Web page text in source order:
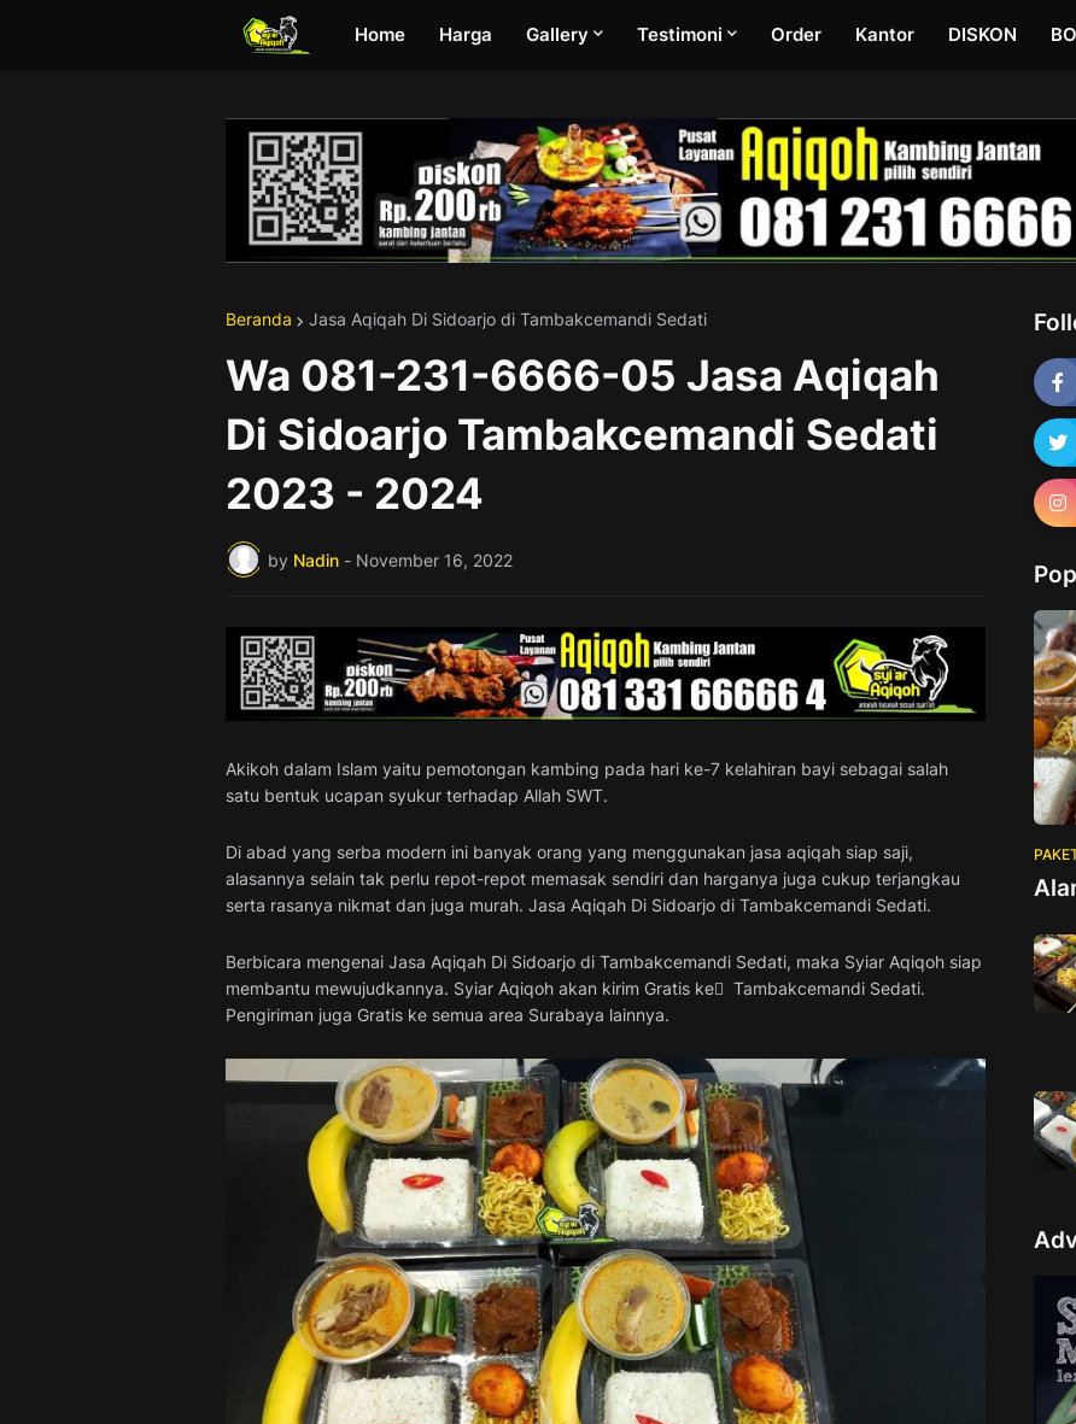
Home Harga Gallery Testimoni Order Kantor DISKON
Beranda Jasa Aqiqah Di Sidoarjo di Tambakcemandi Sedati
Wa 081-231-6666-05 Jasa Aqiqah
Di Sidoarjo Tambakcemandi Sedati
2023 - 2024
by Nadin - November 16, 2022
Akikoh dalam Islam yaitu pemotongan kambing pada hari ke-7 kelahiran bayi sebagai salah
satu bentuk ucapan syukur terhadap Allah SWT.
Di abad yang serba modern ini banyak orang yang menggunakan jasa aqiqah siap saji,
alasannya selain tak perlu repot-repot memasak sendiri dan harganya juga cukup terjangkau
serta rasanya nikmat dan juga murah. Jasa Aqiqah Di Sidoarjo di Tambakcemandi Sedati.
Berbicara mengenai Jasa Aqiqah Di Sidoarjo di Tambakcemandi Sedati, maka Syiar Aqiqoh siap
membantu mewujudkannya. Syiar Aqiqoh akan kirim Gratis ke ِ Tambakcemandi Sedati.
Pengiriman juga Gratis ke semua area Surabaya lainnya.